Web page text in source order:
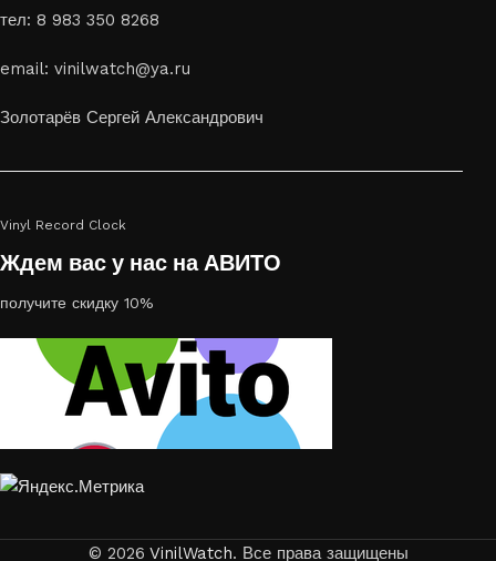
или украсить свой дом
украсить пространство, лазерная гравировка фото по дереву
тел: 8 983 350 8268
email: vinilwatch@ya.ru
Золотарёв Сергей Александрович
Vinyl Record Clock
Ждем вас у нас на АВИТО
получите скидку 10%
© 2026 VinilWatch. Все права защищены